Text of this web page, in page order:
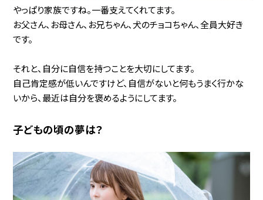
やっぱり家族ですね。一番支えてくれてます。
お父さん、お母さん、お兄ちゃん、犬のチョコちゃん、全員大好き
です。
それと、自分に自信を持つことを大切にしてます。
自己肯定感が低いんですけど、自信がないと何もうまく行かな
いから、最近は自分を褒めるようにしてます。
子どもの頃の夢は？